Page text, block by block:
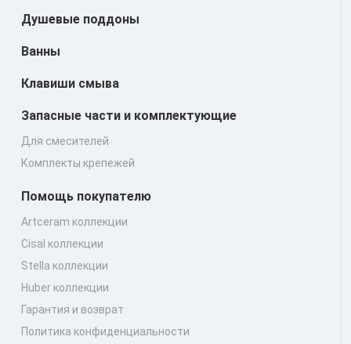
Душевые поддоны
Ванны
Клавиши смыва
Запасные части и комплектующие
Для смесителей
Комплекты крепежей
Помощь покупателю
Artceram коллекции
Cisal коллекции
Stella коллекции
Huber коллекции
Гарантия и возврат
Политика конфиденциальности